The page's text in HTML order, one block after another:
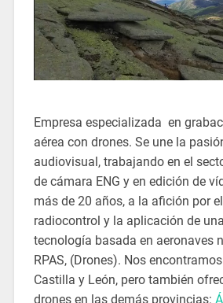
Empresa especializada en
aérea con drones. Se une la
audiovisual, trabajando en el
de cámara ENG y en edición de
más de 20 años, a la afición por
radiocontrol y la aplicación de
tecnología basada en aeronaves
RPAS, (Drones). Nos
Castilla y León, pero también
drones en las demás provincias: